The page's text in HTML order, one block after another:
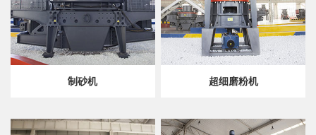
制砂机 超细磨粉机